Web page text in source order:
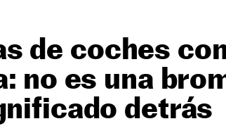
de coches
no es una
detrás